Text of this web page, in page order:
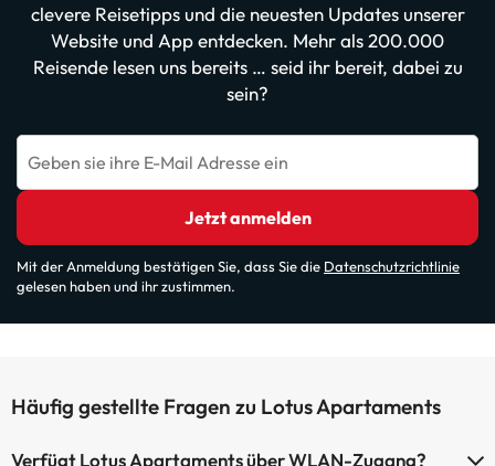
clevere Reisetipps und die neuesten Updates unserer
Website und App entdecken. Mehr als 200.000
Reisende lesen uns bereits … seid ihr bereit, dabei zu
sein?
Geben sie ihre E-Mail Adresse ein
Jetzt anmelden
Mit der Anmeldung bestätigen Sie, dass Sie die Datenschutzrichtlinie
gelesen haben und ihr zustimmen.
Häufig gestellte Fragen zu Lotus Apartaments
Verfügt Lotus Apartaments über WLAN-Zugang?